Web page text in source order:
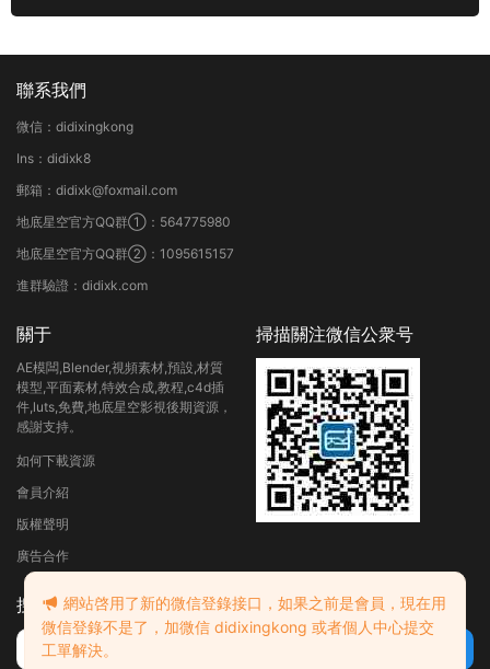
聯系我們
微信：didixingkong
Ins：didixk8
郵箱：didixk@foxmail.com
地底星空官方QQ群①：564775980
地底星空官方QQ群②：1095615157
進群驗證：didixk.com
關于
AE模闆,Blender,視頻素材,預設,材質
模型,平面素材,特效合成,教程,c4d插
件,luts,免費,地底星空影視後期資源，
感謝支持。
如何下載資源
會員介紹
版權聲明
廣告合作
掃描關注微信公衆号
搜索
網站啓用了新的微信登錄接口，如果之前是會員，現在用
微信登錄不是了，加微信 didixingkong 或者個人中心提交
工單解決。